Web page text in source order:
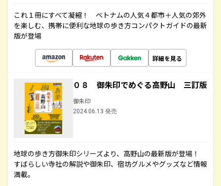
これ１冊にすべて凝縮！ ベトナムの人気４都市＋人気の郊外
を楽しむ、携帯に便利な地球の歩き方コンパクトガイドの最新
版が登場
詳細を見る
０８ 御朱印でめぐる高野山 三訂版
御朱印
2024.06.13 発売
地球の歩き方御朱印シリーズより、高野山の最新版が登場！
すばらしい寺社の解説や御朱印、宿坊グルメやグッズなど情報
満載。